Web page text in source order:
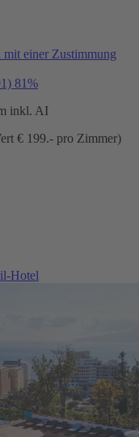
mit einer Zustimmung
81%
inkl. AI
€ 199.- pro Zimmer)
Hotel